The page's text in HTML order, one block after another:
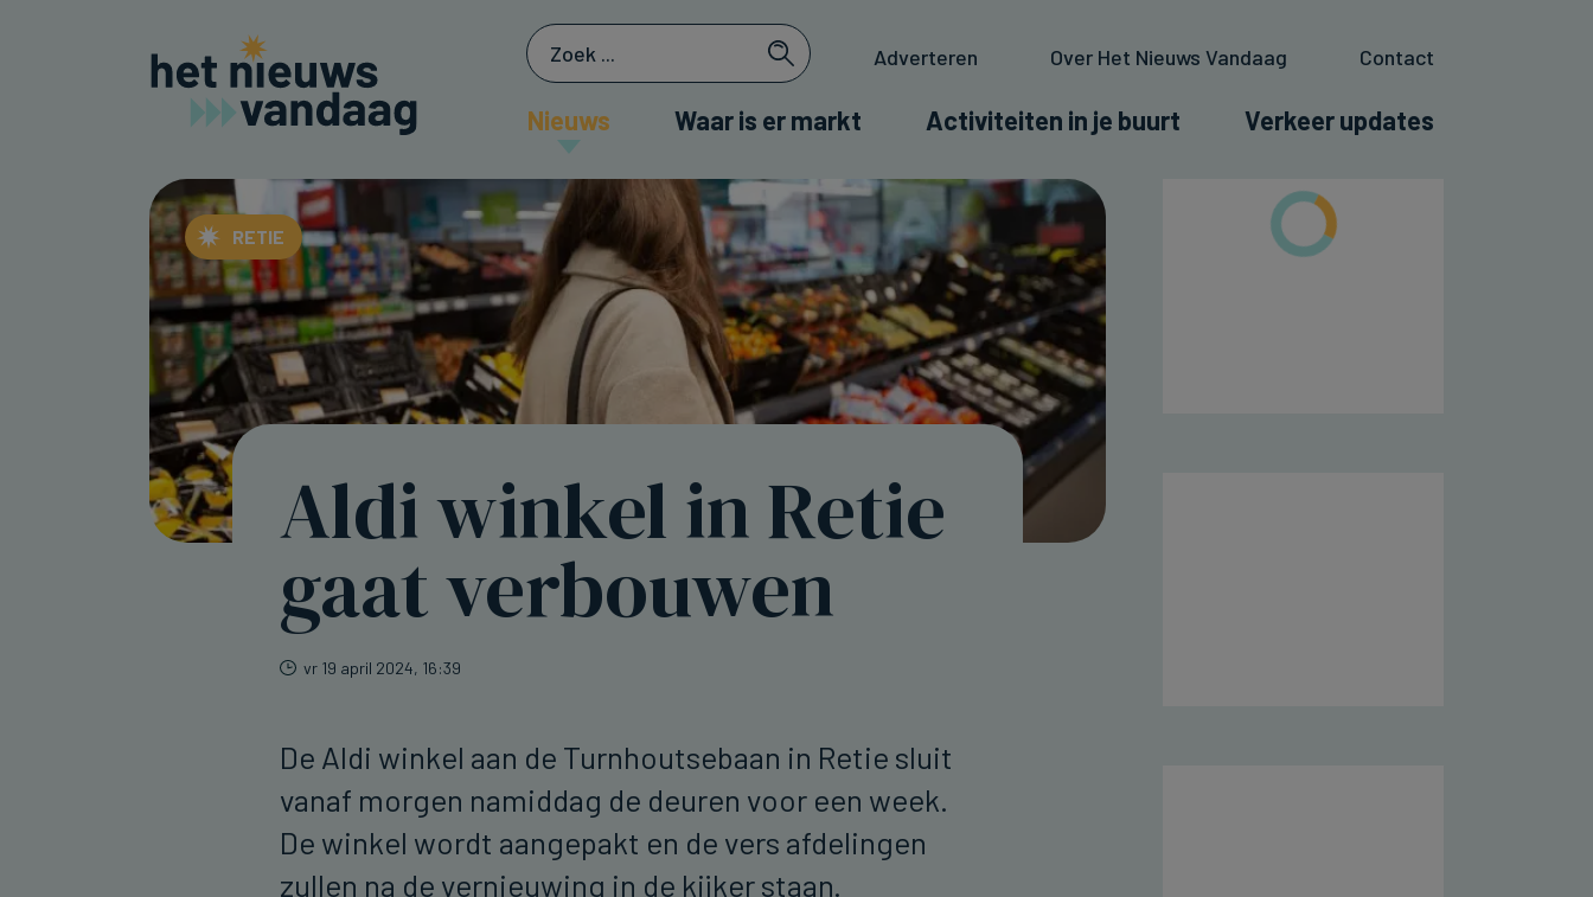
Adverteren Over Het Nieuws Vandaag Contact
Nieuws Waar is er markt Activiteiten in je buurt Verkeer updates
RETIE
Aldi winkel in Retie
gaat verbouwen
vr 19 april 2024, 16:39
De Aldi winkel aan de Turnhoutsebaan in Retie sluit
vanaf morgen namiddag de deuren voor een week.
De winkel wordt aangepakt en de vers afdelingen
zullen na de vernieuwing in de kijker staan.